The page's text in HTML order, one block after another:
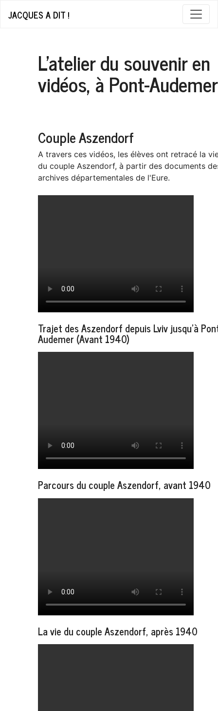
JACQUES A DIT !
L'atelier du souvenir en
vidéos, à Pont-Audemer
Couple Aszendorf
A travers ces vidéos, les élèves ont retracé la
du couple Aszendorf, à partir des documents
archives départementales de l'Eure.
Trajet des Aszendorf depuis Lviv jusqu'à
Audemer (Avant 1940)
Parcours du couple Aszendorf, avant 1940
La vie du couple Aszendorf, après 1940